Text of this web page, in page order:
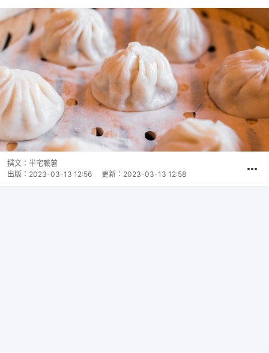
撰文： 半宅職薯
出版： 2023-03-13 12:56 更新： 2023-03-13 12:58